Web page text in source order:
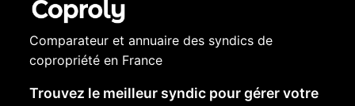
Comparateur et annuaire des syndics de
copropriété en France
Trouvez le meilleur syndic pour gérer votre